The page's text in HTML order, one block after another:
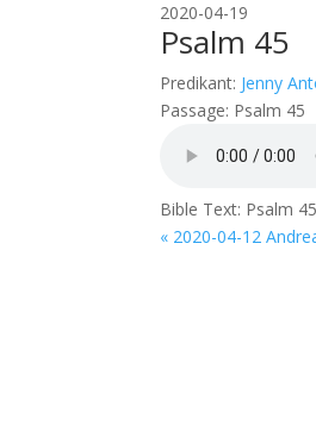
2020-04-19
Psalm 45
Predikant: Jenny
Passage: Psalm 45
Bible Text: Psalm
« 2020-04-12